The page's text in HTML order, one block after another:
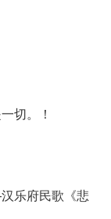
切。！
乐府民歌《悲